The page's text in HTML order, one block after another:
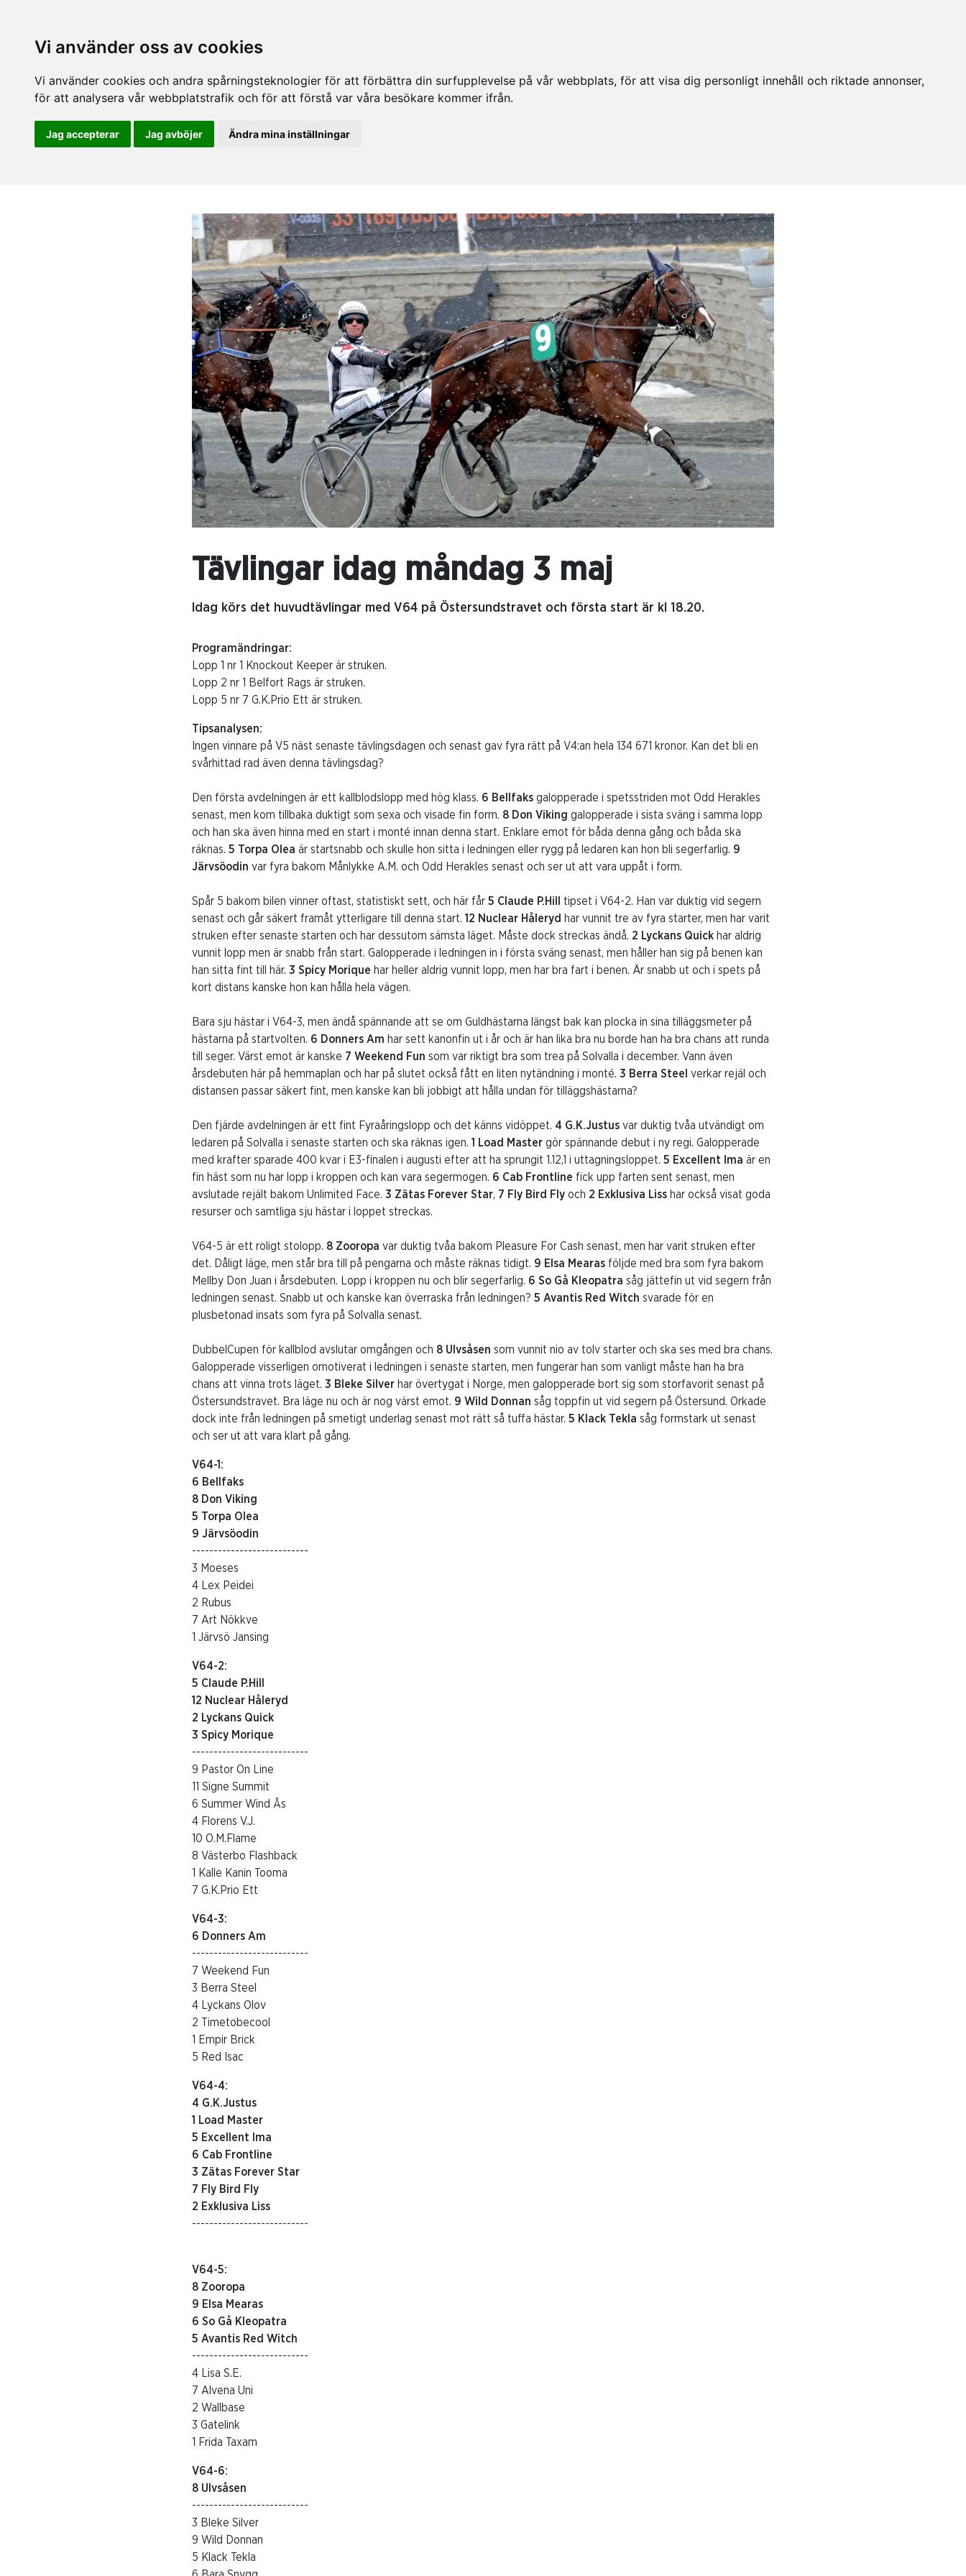
Vi använder oss av cookies
Vi använder cookies och andra spårningsteknologier för att förbättra din surfupplevelse på vår webbplats, för att visa dig personligt innehåll och riktade annonser,
för att analysera vår webbplatstrafik och för att förstå var våra besökare kommer ifrån.
Jag accepterar Jag avböjer Ändra mina inställningar
Tävlingar idag måndag 3 maj
Idag körs det huvudtävlingar med V64 på Östersundstravet och första start är kl 18.20.
Programändringar:
Lopp 1 nr 1 Knockout Keeper är struken.
Lopp 2 nr 1 Belfort Rags är struken.
Lopp 5 nr 7 G.K.Prio Ett är struken.
Tipsanalysen:
Ingen vinnare på V5 näst senaste tävlingsdagen och senast gav fyra rätt på V4:an hela 134 671 kronor. Kan det bli en
svårhittad rad även denna tävlingsdag?
Den första avdelningen är ett kallblodslopp med hög klass. 6 Bellfaks galopperade i spetsstriden mot Odd Herakles
senast, men kom tillbaka duktigt som sexa och visade fin form. 8 Don Viking galopperade i sista sväng i samma lopp
och han ska även hinna med en start i monté innan denna start. Enklare emot för båda denna gång och båda ska
räknas. 5 Torpa Olea är startsnabb och skulle hon sitta i ledningen eller rygg på ledaren kan hon bli segerfarlig. 9
Järvsöodin var fyra bakom Månlykke A.M. och Odd Herakles senast och ser ut att vara uppåt i form.
Spår 5 bakom bilen vinner oftast, statistiskt sett, och här får 5 Claude P.Hill
tipset i V64-2. Han var duktig vid segern
senast och går säkert framåt ytterligare till denna start. 12 Nuclear Håleryd har vunnit tre av fyra starter, men har varit
struken efter senaste starten och har dessutom sämsta läget. Måste dock streckas ändå. 2 Lyckans Quick har aldrig
vunnit lopp men är snabb från start. Galopperade i ledningen in i första sväng senast, men håller han sig på benen kan
han sitta fint till här. 3 Spicy Morique har heller aldrig vunnit lopp, men har bra fart i benen. Är snabb ut och i spets på
kort distans kanske hon kan hålla hela vägen.
Bara sju hästar i V64-3, men ändå spännande att se om Guldhästarna längst bak kan plocka in sina tilläggsmeter på
hästarna på startvolten. 6 Donners Am har sett kanonfin ut i år och är han lika bra nu borde han ha bra chans att runda
till seger. Värst emot är kanske 7 Weekend Fun som var riktigt bra som trea på Solvalla i december. Vann även
årsdebuten här på hemmaplan och har på slutet också fått en liten nytändning i monté. 3 Berra Steel verkar rejäl och
distansen passar säkert fint, men kanske kan bli jobbigt att hålla undan för tilläggshästarna?
Den fjärde avdelningen är ett fint Fyraåringslopp och det känns vidöppet. 4 G.K.Justus var duktig tvåa utvändigt om
ledaren på Solvalla i senaste starten och ska räknas igen. 1 Load Master gör spännande debut i ny regi. Galopperade
med krafter sparade 400 kvar i E3-finalen i augusti efter att ha sprungit 1.12,1 i uttagningsloppet. 5 Excellent Ima är en
fin häst som nu har lopp i kroppen och kan vara segermogen. 6 Cab Frontline fick upp farten sent senast, men
avslutade rejält bakom Unlimited Face. 3 Zätas Forever Star, 7 Fly Bird Fly och 2 Exklusiva Liss har också visat goda
resurser och samtliga sju hästar i loppet streckas.
V64-5 är ett roligt stolopp. 8 Zooropa var duktig tvåa bakom Pleasure For Cash senast, men har varit struken efter
det. Dåligt läge, men står bra till på pengarna och måste räknas tidigt. 9 Elsa Mearas följde med bra som fyra bakom
Mellby Don Juan i årsdebuten. Lopp i kroppen nu och blir segerfarlig. 6 So Gå Kleopatra såg jättefin ut vid segern från
ledningen senast. Snabb ut och kanske kan överraska från ledningen? 5 Avantis Red Witch svarade för en
plusbetonad insats som fyra på Solvalla senast.
DubbelCupen för kallblod avslutar omgången och 8 Ulvsåsen som vunnit nio av tolv starter och ska ses med bra chans.
Galopperade visserligen omotiverat i ledningen i senaste starten, men fungerar han som vanligt måste han ha bra
chans att vinna trots läget. 3 Bleke Silver har övertygat i Norge, men galopperade bort sig som storfavorit senast på
Östersundstravet. Bra läge nu och är nog värst emot. 9 Wild Donnan såg toppfin ut vid segern på Östersund. Orkade
dock inte från ledningen på smetigt underlag senast mot rätt så tuffa hästar. 5 Klack Tekla såg formstark ut senast
och ser ut att vara klart på gång.
V64-1:
6 Bellfaks
8 Don Viking
5 Torpa Olea
9 Järvsöodin
---------------------------
3 Moeses
4 Lex Peidei
2 Rubus
7 Art Nökkve
1 Järvsö Jansing
V64-2:
5 Claude P.Hill
12 Nuclear Håleryd
2 Lyckans Quick
3 Spicy Morique
---------------------------
9 Pastor On Line
11 Signe Summit
6 Summer Wind Ås
4 Florens V.J.
10 O.M.Flame
8 Västerbo Flashback
1 Kalle Kanin Tooma
7 G.K.Prio Ett
V64-3:
6 Donners Am
---------------------------
7 Weekend Fun
3 Berra Steel
4 Lyckans Olov
2 Timetobecool
1 Empir Brick
5 Red Isac
V64-4:
4 G.K.Justus
1 Load Master
5 Excellent Ima
6 Cab Frontline
3 Zätas Forever Star
7 Fly Bird Fly
2 Exklusiva Liss
---------------------------
V64-5:
8 Zooropa
9 Elsa Mearas
6 So Gå Kleopatra
5 Avantis Red Witch
---------------------------
4 Lisa S.E.
7 Alvena Uni
2 Wallbase
3 Gatelink
1 Frida Taxam
V64-6:
8 Ulvsåsen
---------------------------
3 Bleke Silver
9 Wild Donnan
5 Klack Tekla